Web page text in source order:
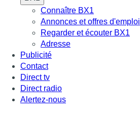
Connaître BX1
Annonces et offres d'emploi
Regarder et écouter BX1
Adresse
Publicité
Contact
Direct tv
Direct radio
Alertez-nous